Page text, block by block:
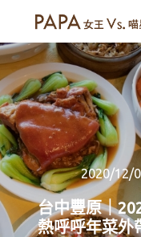
2020/12/
台中豐原｜
熱呼呼年菜外